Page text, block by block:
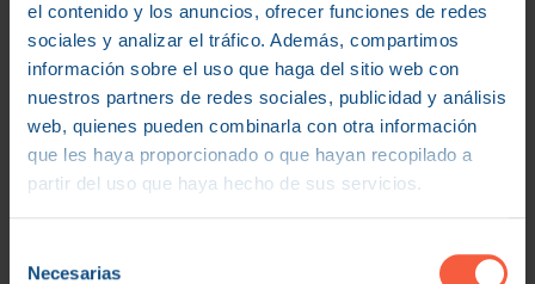
el contenido y los anuncios, ofrecer funciones de redes
sociales y analizar el tráfico. Además, compartimos
información sobre el uso que haga del sitio web con
nuestros partners de redes sociales, publicidad y análisis
web, quienes pueden combinarla con otra información
que les haya proporcionado o que hayan recopilado a
partir del uso que haya hecho de sus servicios.
Necesarias
alinea con su visión de futuro y valores de
innovación (aspecto cualitativo).
¿Otro ejemplo?
Otro caso podría ser el de una empresa que
esté considerando la ampliación de su línea
de la proyección de demanda (dato